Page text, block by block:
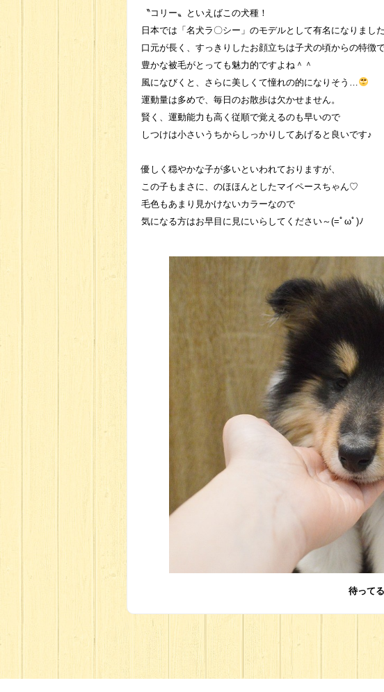
〝コリー〟といえばこの犬種！
日本では「名犬ラ〇シー」のモデルとして有名になりました
口元が長く、すっきりしたお顔立ちは子犬の頃からの特徴で
豊かな被毛がとっても魅力的ですよね＾＾
風になびくと、さらに美しくて憧れの的になりそう…
運動量は多めで、毎日のお散歩は欠かせません。
賢く、運動能力も高く従順で覚えるのも早いので
しつけは小さいうちからしっかりしてあげると良いです♪
優しく穏やかな子が多いといわれておりますが、
この子もまさに、のほほんとしたマイペースちゃん♡
毛色もあまり見かけないカラーなので
気になる方はお早目に見にいらしてください～(=ﾟωﾟ)ﾉ
待って